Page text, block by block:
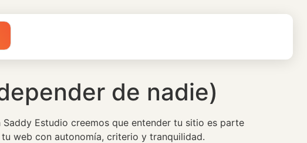
de nadie)
Estudio creemos que entender tu sitio es parte
web con autonomía, criterio y tranquilidad.